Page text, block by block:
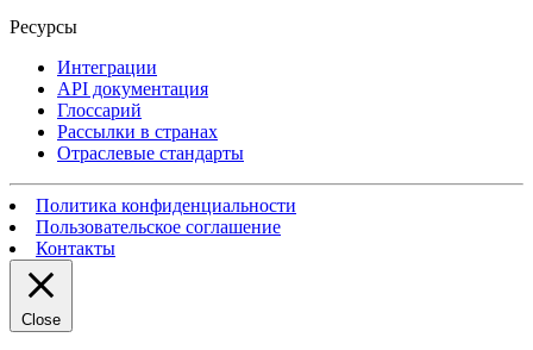
Ресурсы
Интеграции
API документация
Глоссарий
Рассылки в странах
Отраслевые стандарты
Политика конфиденциальности
Пользовательское соглашение
Контакты
Close